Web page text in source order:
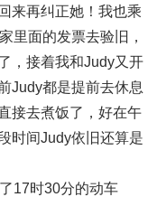
来再纠正她！我也乘
里面的发票去验旧，
，接着我和Judy又开
Judy都是提前去休息
接去煮饭了，好在午
时间Judy依旧还算是
17时30分的动车